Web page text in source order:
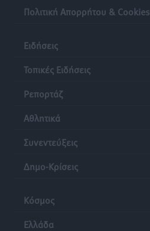
Πολιτική Απορρήτου & Cookies
Ειδήσεις
Τοπικές Ειδήσεις
Ρεπορτάζ
Αθλητικά
Συνεντεύξεις
Δημο-Κρίσεις
Κόσμος
Ελλάδα